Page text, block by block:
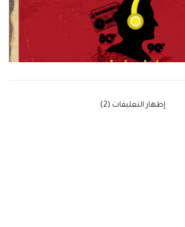
‫إظهار التعليقات (2)